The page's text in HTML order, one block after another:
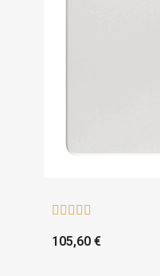
    
105,60 €